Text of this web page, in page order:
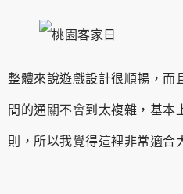
整體來說遊戲設計很順暢，而
間的通關不會到太複雜，基本
則，所以我覺得這裡非常適合